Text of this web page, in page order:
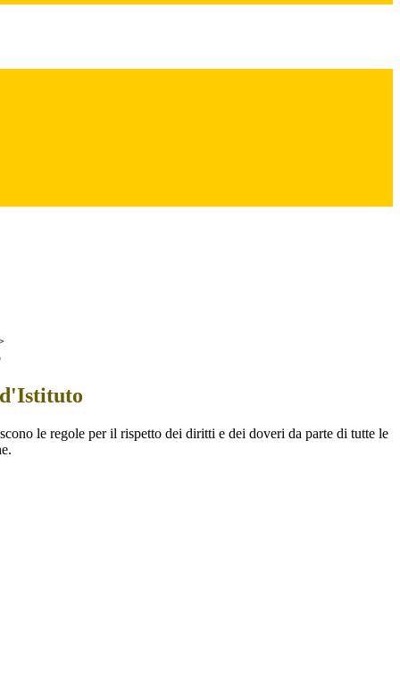
le regole per il rispetto dei diritti e dei doveri da parte di tutte le